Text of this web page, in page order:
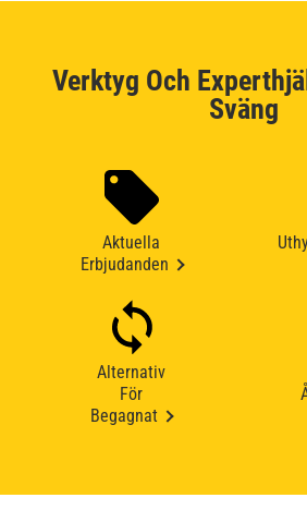
Verktyg Och
Sväng
Aktuella
Erbjudanden
Alternativ
För
Begagnat